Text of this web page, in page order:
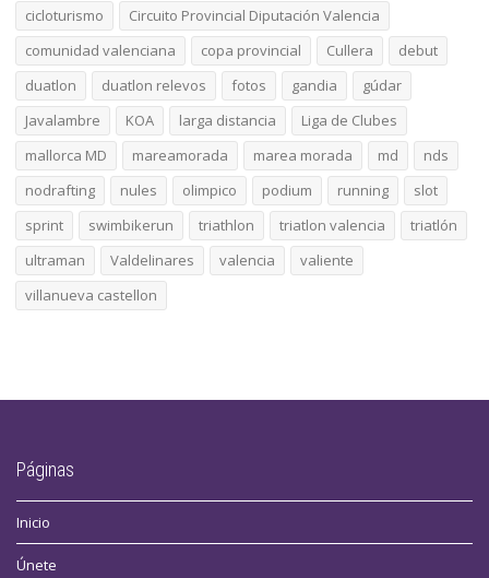
cicloturismo
Circuito Provincial Diputación Valencia
comunidad valenciana
copa provincial Cullera
debut
duatlon
duatlon relevos fotos gandia
gúdar
Javalambre
KOA larga distancia
Liga de Clubes
mallorca MD
mareamorada marea morada md
nds
nodrafting
nules olimpico podium running
slot
sprint
swimbikerun triathlon triatlon valencia
triatlón
ultraman
Valdelinares valencia
valiente
villanueva castellon
Páginas
Inicio
Únete